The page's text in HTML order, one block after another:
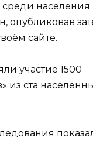
населения
опубликовав
сайте.
участие 1500
из ста